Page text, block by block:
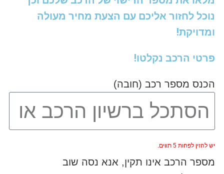
נוכל לחזור אליכם עם הצעת מחיר מעולה
ומדויקת!
פרטי הרכב נקלטו!
הכנס מספר רכב (חובה)
יש להזין לפחות 5 תווים.
מספר הרכב אינו תקין, אנא נסה שוב